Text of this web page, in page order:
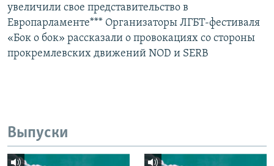
увеличили свое представительство в
Европарламенте*** Организаторы ЛГБТ-фестиваля
«Бок о бок» рассказали о провокациях со стороны
прокремлевских движений NOD и SERB
Выпуски